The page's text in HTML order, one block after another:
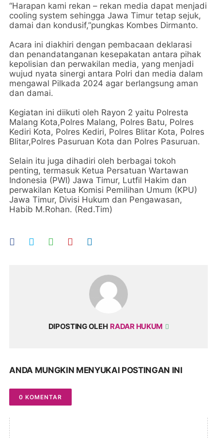
“Harapan kami rekan – rekan media dapat menjadi
cooling system sehingga Jawa Timur tetap sejuk,
damai dan kondusif,”pungkas Kombes Dirmanto.
Acara ini diakhiri dengan pembacaan deklarasi
dan penandatanganan kesepakatan antara pihak
kepolisian dan perwakilan media, yang menjadi
wujud nyata sinergi antara Polri dan media dalam
mengawal Pilkada 2024 agar berlangsung aman
dan damai.
Kegiatan ini diikuti oleh Rayon 2 yaitu Polresta
Malang Kota,Polres Malang, Polres Batu, Polres
Kediri Kota, Polres Kediri, Polres Blitar Kota, Polres
Blitar,Polres Pasuruan Kota dan Polres Pasuruan.
Selain itu juga dihadiri oleh berbagai tokoh
penting, termasuk Ketua Persatuan Wartawan
Indonesia (PWI) Jawa Timur, Lutfil Hakim dan
perwakilan Ketua Komisi Pemilihan Umum (KPU)
Jawa Timur, Divisi Hukum dan Pengawasan,
Habib M.Rohan. (Red.Tim)
DIPOSTING OLEH RADAR HUKUM
ANDA MUNGKIN MENYUKAI POSTINGAN INI
0 KOMENTAR